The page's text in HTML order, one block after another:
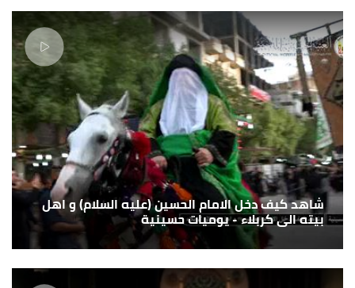
شاهد كيف دخل الامام الحسين (عليه السلام) و اهل
بيته الى كربلاء - يوميات حسينية